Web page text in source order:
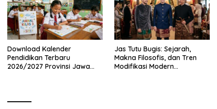
Download Kalender
Pendidikan Terbaru
2026/2027 Provinsi Jawa
Jas Tutu Bugis: Sejarah,
Makna Filosofis, dan Tren
Modifikasi Modern